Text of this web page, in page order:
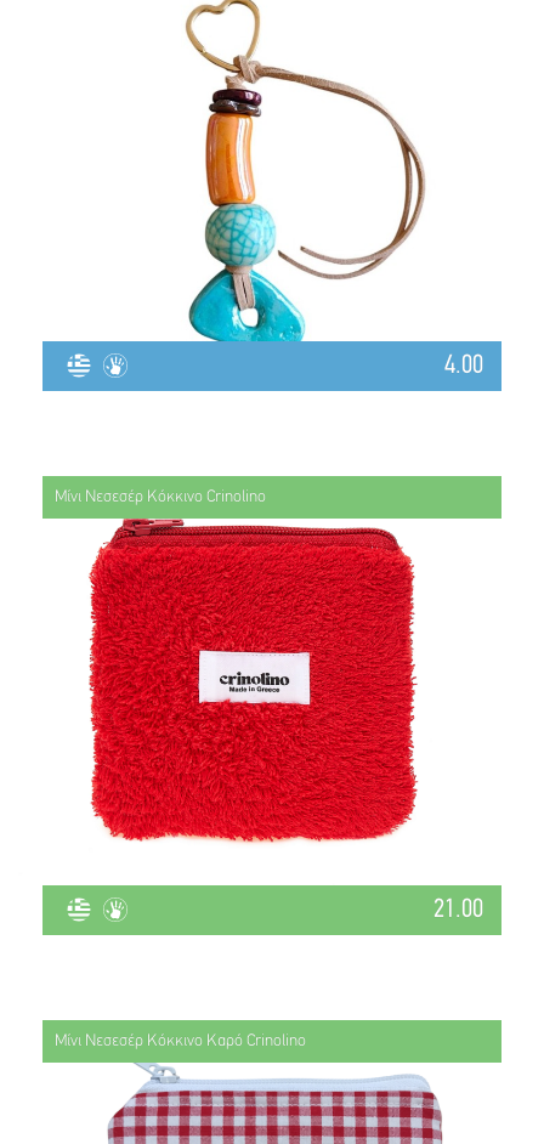
4.00
Μίνι Νεσεσέρ Κόκκινο Crinolino
21.00
Μίνι Νεσεσέρ Κόκκινο Καρό Crinolino